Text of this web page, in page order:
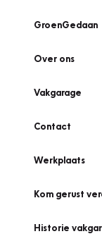
GroenGedaan
Over ons
Vakgarage
Contact
Werkplaats
Kom gerust
Historie